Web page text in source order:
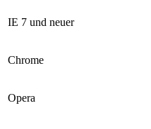
IE 7 und neuer
Chrome
Opera